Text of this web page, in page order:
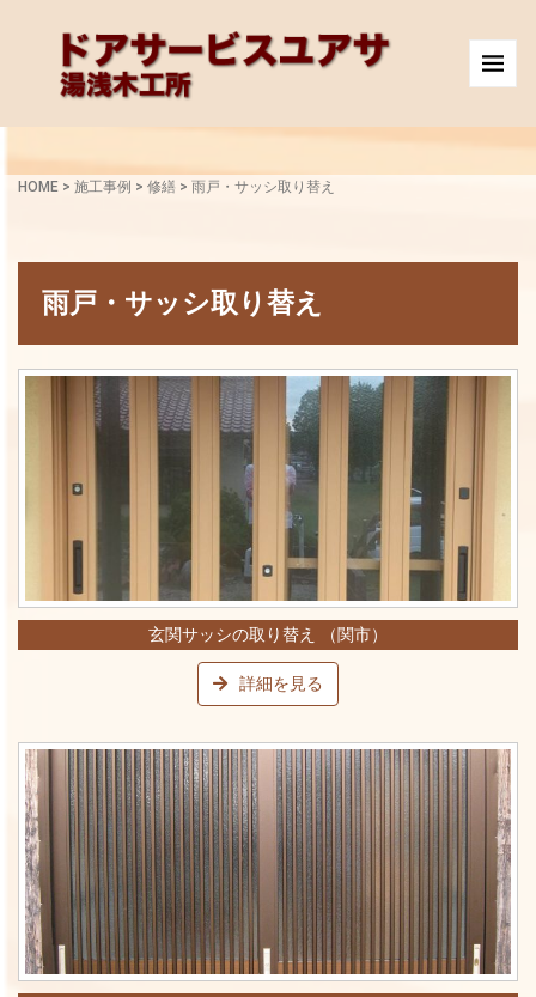
HOME > 施工事例 > 修繕 > 雨戸・サッシ取り替え
雨戸・サッシ取り替え
玄関サッシの取り替え （関市）
詳細を見る